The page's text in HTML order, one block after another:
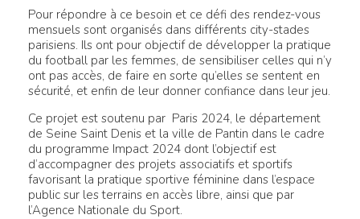
Pour répondre à ce besoin et ce défi des rendez-vous
mensuels sont organisés dans différents city-stades
parisiens. Ils ont pour objectif de développer la pratique
du football par les femmes, de sensibiliser celles qui n’y
ont pas accès, de faire en sorte qu’elles se sentent en
sécurité, et enfin de leur donner confiance dans leur jeu.
Ce projet est soutenu par Paris 2024, le département
de Seine Saint Denis et la ville de Pantin dans le cadre
du programme Impact 2024 dont l’objectif est
d’accompagner des projets associatifs et sportifs
favorisant la pratique sportive féminine dans l’espace
public sur les terrains en accès libre, ainsi que par
l’Agence Nationale du Sport.